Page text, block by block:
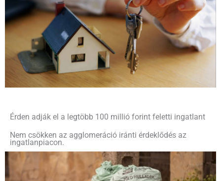
Érden adják el a legtöbb 100 millió forint feletti ingatlant
Nem csökken az agglomeráció iránti érdeklődés az
ingatlanpiacon.